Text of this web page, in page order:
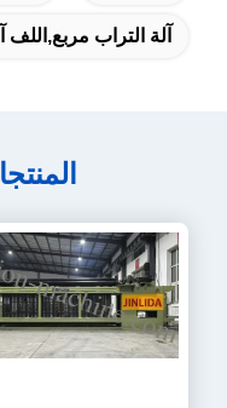
آلة التراب مربع,اللف